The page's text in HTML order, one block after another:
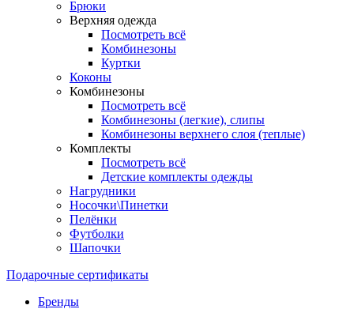
Брюки
Верхняя одежда
Посмотреть всё
Комбинезоны
Куртки
Коконы
Комбинезоны
Посмотреть всё
Комбинезоны (легкие), слипы
Комбинезоны верхнего слоя (теплые)
Комплекты
Посмотреть всё
Детские комплекты одежды
Нагрудники
Носочки\Пинетки
Пелёнки
Футболки
Шапочки
Подарочные сертификаты
Бренды